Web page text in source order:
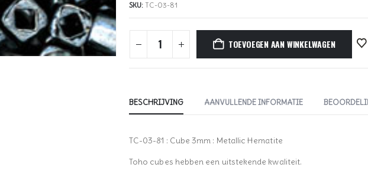
SKU: TC-03-81
TOEVOEGEN AAN WINKELWAGEN
BESCHRIJVING AANVULLENDE INFORMATIE
TC-03-81 : Cube 3mm : Metallic Hematite
Toho cubes hebben een uitstekende kwaliteit.